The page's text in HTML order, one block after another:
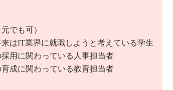
でも可）
はIT業界に就職しようと考えている学生
用に関わっている人事担当者
成に関わっている教育担当者